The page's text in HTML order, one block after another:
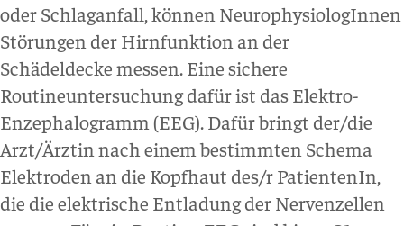
oder Schlaganfall, können NeurophysiologInnen
Störungen der Hirnfunktion an der
Schädeldecke messen. Eine sichere
Routineuntersuchung dafür ist das Elektro-
Enzephalogramm (EEG). Dafür bringt der/die
Arzt/Ärztin nach einem bestimmten Schema
Elektroden an die Kopfhaut des/r PatientenIn,
die die elektrische Entladung der Nervenzellen